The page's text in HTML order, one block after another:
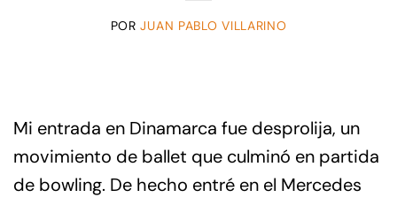
PORJUAN PABLO VILLARINO
Mi entrada en Dinamarca fue desprolija, un
movimiento de ballet que culminó en partida
de bowling. De hecho entré en el Mercedes